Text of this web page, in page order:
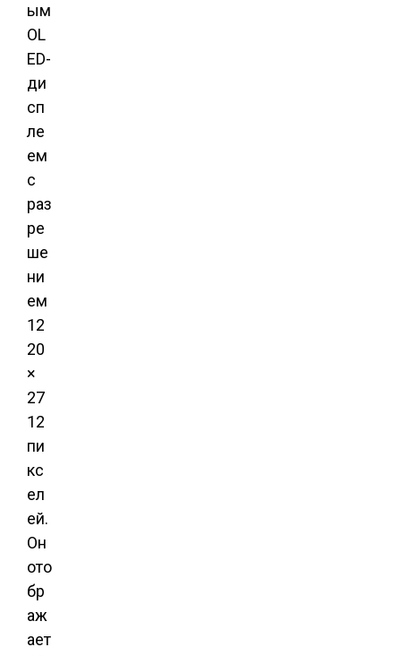
ым
OL
ED-
ди
сп
ле
ем
с
раз
ре
ше
ни
ем
12
20
×
27
12
пи
кс
ел
ей.
Он
ото
бр
аж
ает